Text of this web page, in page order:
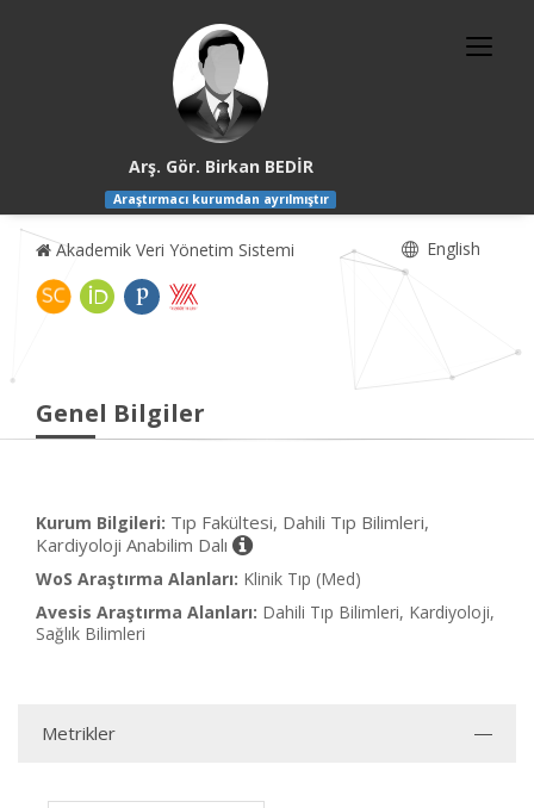
Arş. Gör. Birkan BEDİR
Araştırmacı kurumdan ayrılmıştır
Akademik Veri Yönetim Sistemi English
Genel Bilgiler
Kurum Bilgileri: Tıp Fakültesi, Dahili Tıp Bilimleri,
Kardiyoloji Anabilim Dalı
WoS Araştırma Alanları: Klinik Tıp (Med)
Avesis Araştırma Alanları: Dahili Tıp Bilimleri, Kardiyoloji,
Sağlık Bilimleri
Metrikler